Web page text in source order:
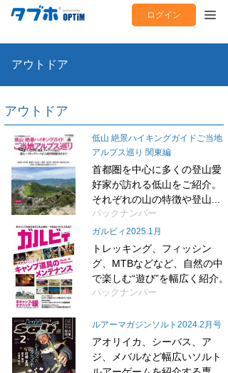
ログイン
アウトドア
アウトドア
低山 絶景ハイキングガイドご当地
アルプス巡り 関東編
首都圏を中心に多くの登山愛
好家が訪れる低山をご紹介。
それぞれの山の特徴や登山...
バックナンバー
ガルビィ2025.1月
トレッキング、フィッシン
グ、MTBなどなど、自然の中
で楽しむ“遊び”を幅広く紹介。
バックナンバー
ルアーマガジンソルト2024.2月号
アオリイカ、シーバス、ア
ジ、メバルなど幅広いソルト